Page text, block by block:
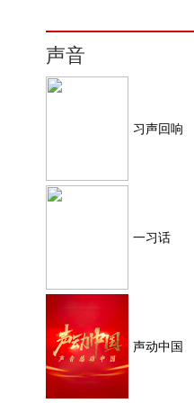
声音
习声回响
一习话
声动中国